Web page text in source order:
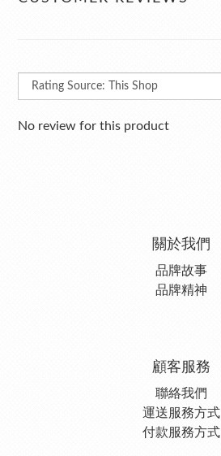
No review for this product
關於我們
品牌故事
品牌精神
顧客服務
聯絡我們
運送服務方式
付款服務方式